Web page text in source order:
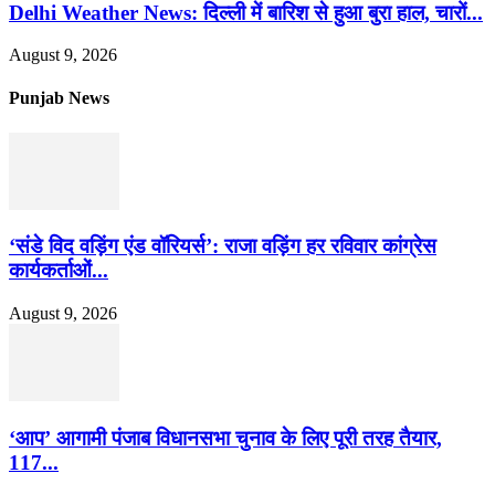
Delhi Weather News: दिल्ली में बारिश से हुआ बुरा हाल, चारों...
August 9, 2026
Punjab News
‘संडे विद वड़िंग एंड वॉरियर्स’: राजा वड़िंग हर रविवार कांग्रेस
कार्यकर्ताओं...
August 9, 2026
‘आप’ आगामी पंजाब विधानसभा चुनाव के लिए पूरी तरह तैयार,
117...